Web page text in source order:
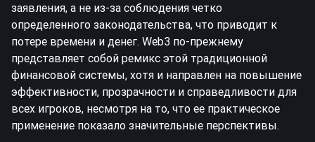
заявления, а не из-за соблюдения четко
определенного законодательства, что приводит к
потере времени и денег. Web3 по-прежнему
представляет собой ремикс этой традиционной
финансовой системы, хотя и направлен на повышение
эффективности, прозрачности и справедливости для
всех игроков, несмотря на то, что ее практическое
применение показало значительные перспективы.